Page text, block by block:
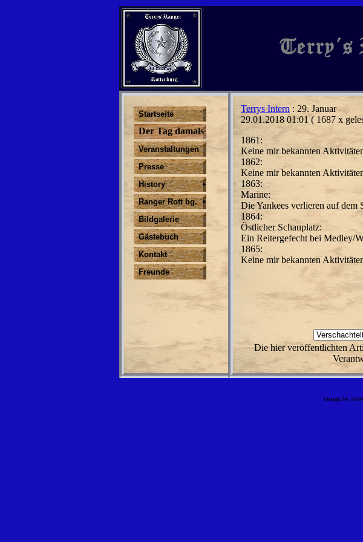
Startseite
Der Tag damals
Veranstaltungen
Presse
History
Ranger Rott bg.
Bildgalerie
Gästebuch
Kontakt
Freunde
Terrys Intern : 29. Januar
29.01.2018 01:01 ( 1687 x
1861:
Keine mir bekannten
1862:
Keine mir bekannten
1863:
Marine:
Die Yankees verlieren auf dem
1864:
Östlicher Schauplatz:
Ein Reitergefecht bei Medley/
1865:
Keine mir bekannten
Die hier veröffentlichten
Design by